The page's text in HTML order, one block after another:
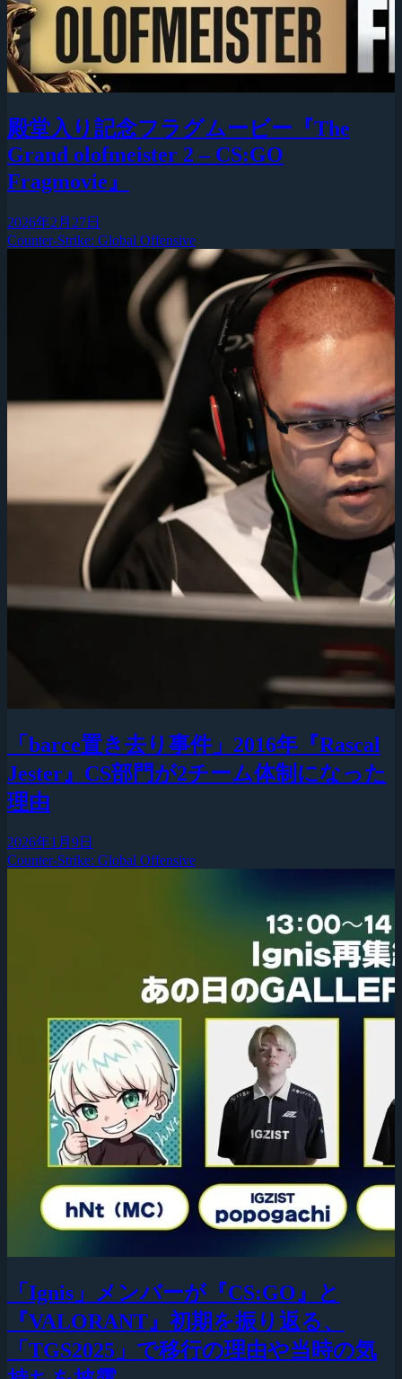
殿堂入り記念フラグムービー『The
Grand olofmeister 2 – CS:GO
Fragmovie』
2026年2月27日
Counter-Strike: Global Offensive
「barce置き去り事件」2016年『Rascal
Jester』CS部門が2チーム体制になった
理由
2026年1月9日
Counter-Strike: Global Offensive
「Ignis」メンバーが『CS:GO』と
『VALORANT』初期を振り返る、
「TGS2025」で移行の理由や当時の気